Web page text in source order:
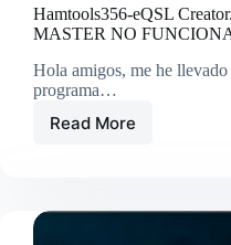
Hamtools356-eQSL
MASTER NO
Hola amigos, me he
programa…
Read MoreHamtools356-
6: